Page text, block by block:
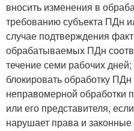
вносить изменения в
требованию субъекта ПДн
случае подтверждения
обрабатываемых ПДн
течение семи рабочих дней;
блокировать обработку
неправомерной обработки
или его представителя,
нарушает права и